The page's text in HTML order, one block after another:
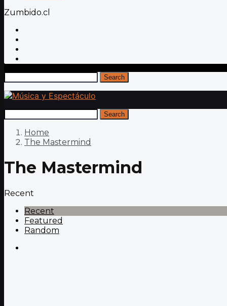
Zumbido.cl
Search
Search
Home
The Mastermind
The Mastermind
Recent
Recent
Featured
Random